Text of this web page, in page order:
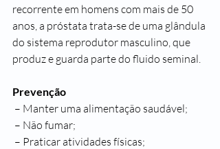
recorrente em homens com mais de 50
anos, a próstata trata-se de uma glândula
do sistema reprodutor masculino, que
produz e guarda parte do fluido seminal.
Prevenção
– Manter uma alimentação saudável;
– Não fumar;
– Praticar atividades físicas;